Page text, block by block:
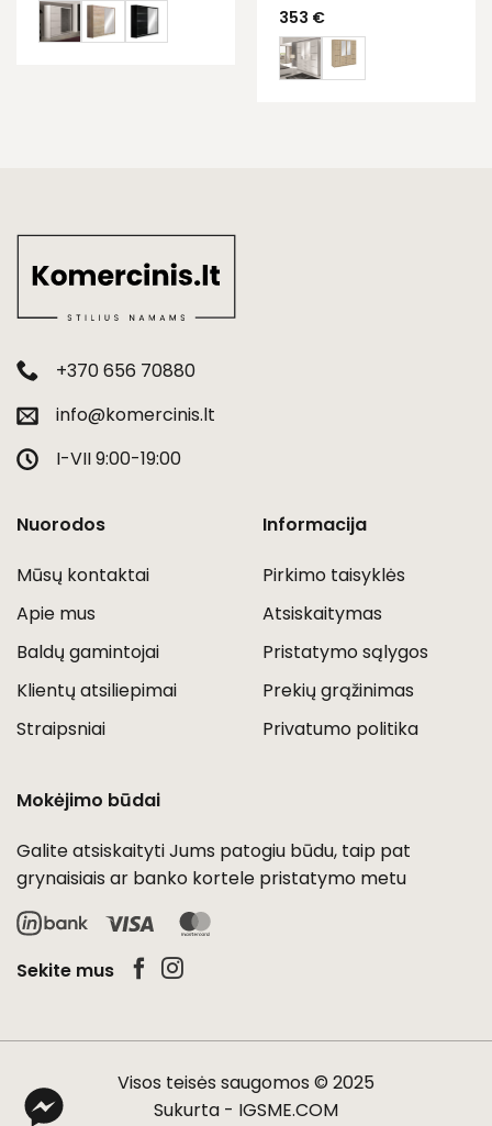
353 €
+370 656 70880
info@komercinis.lt
I-VII 9:00-19:00
Nuorodos
Mūsų kontaktai
Apie mus
Baldų gamintojai
Klientų atsiliepimai
Straipsniai
Informacija
Pirkimo taisyklės
Atsiskaitymas
Pristatymo sąlygos
Prekių grąžinimas
Privatumo politika
Mokėjimo būdai
Galite atsiskaityti Jums patogiu būdu, taip pat
grynaisiais ar banko kortele pristatymo metu
Visa
Sekite mus
Visos teisės saugomos © 2025
Sukurta - IGSME.COM